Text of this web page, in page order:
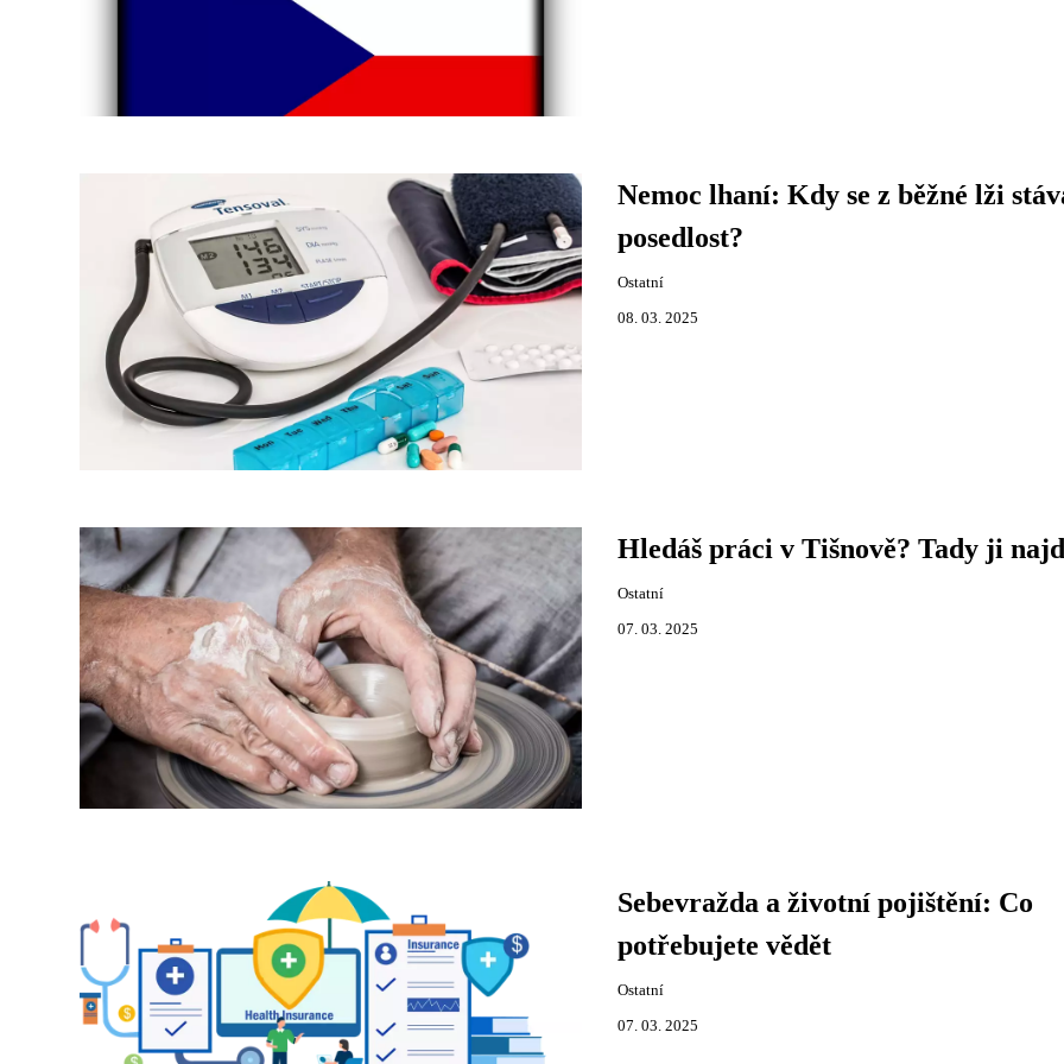
Nemoc lhaní: Kdy se z běžné lži
posedlost?
Ostatní
08. 03. 2025
Hledáš práci v Tišnově? Tady ji
Ostatní
07. 03. 2025
Sebevražda a životní pojištění: Co
potřebujete vědět
Ostatní
07. 03. 2025